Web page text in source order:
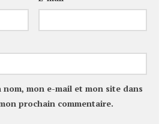
mon e-mail et mon site dans
prochain commentaire.